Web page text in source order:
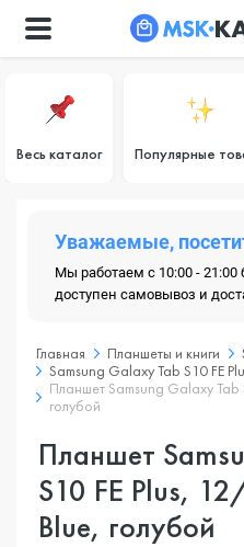
Весь каталог Популярные
Уважаемые,
Мы работаем с 10:00 -
доступен самовывоз и
Главная Планшеты и книги
Samsung Galaxy Tab S10 FE
Планшет Samsung Galaxy
голубой
Планшет
S10 FE Plus,
Blue, голубой